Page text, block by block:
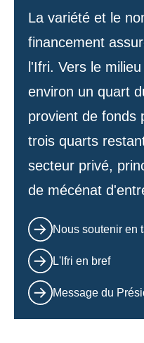
Texte
de
contenu
La variété et le
financement
l'Ifri. Vers le
environ un quart
provient de fonds
trois quarts
secteur privé,
de mécénat
Nous soutenir en
L'Ifri en bref
Message du